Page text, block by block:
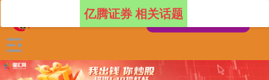
亿腾证券 相关话题